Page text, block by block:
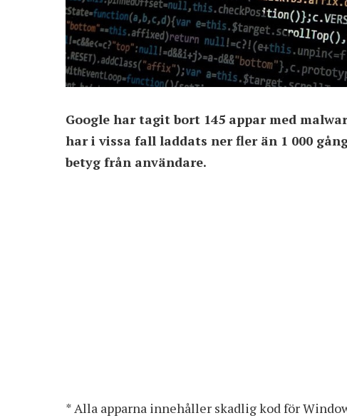
Google har tagit bort 145 appar med
har i vissa fall laddats ner fler än 1 000
betyg från användare.
* Alla apparna innehåller skadlig kod för